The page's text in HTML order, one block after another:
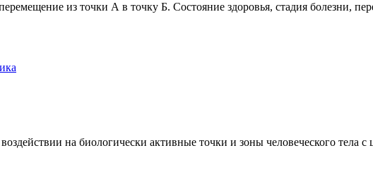
из точки А в точку Б. Состояние здоровья, стадия болезни,
на биологически активные точки и зоны человеческого тела с